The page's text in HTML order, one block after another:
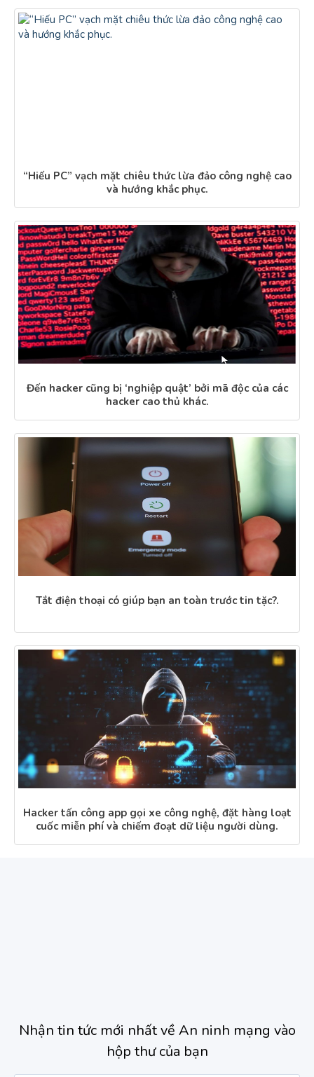
“Hiếu PC” vạch mặt chiêu thức lừa đảo công nghệ cao
và hướng khắc phục.
Đến hacker cũng bị ‘nghiệp quật’ bởi mã độc của các
hacker cao thủ khác.
Tắt điện thoại có giúp bạn an toàn trước tin tặc?.
Hacker tấn công app gọi xe công nghệ, đặt hàng loạt
cuốc miễn phí và chiếm đoạt dữ liệu người dùng.
Nhận tin tức mới nhất về An ninh mạng vào
hộp thư của bạn